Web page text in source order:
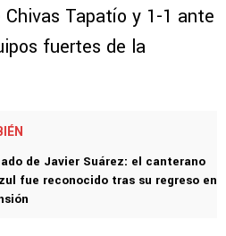
Tapatío y 1-1 ante
fuertes de la
de Javier Suárez: el canterano
fue reconocido tras su regreso en